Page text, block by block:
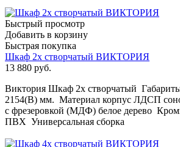
Быстрый просмотр
Добавить в корзину
Быстрая покупка
Шкаф 2х створчатый ВИКТОРИЯ
13 880 руб.
Виктория Шкаф 2х створчатый
2154(В) мм. Материал корпус ЛДСП
с фрезеровкой (МДФ) белое дерево
ПВХ Универсальная сборка